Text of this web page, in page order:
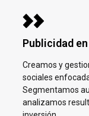
Publicidad
Creamos y
sociales
Segmentamos
analizamos